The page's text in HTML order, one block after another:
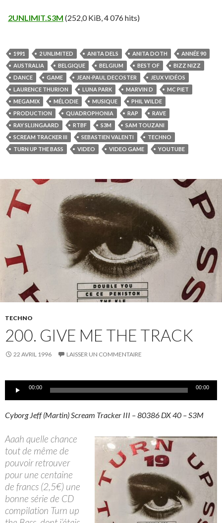
2UNLIMIT.S3M (252,0 KiB, 4 076 hits)
1991 2 UNLIMITED ANITA DELS ANITA DOTH
ANNÉE 90
AUSTRALIA
BELGIQUE BELGIUM BEST OF
BIZZ NIZZ
DANCE
GAME JEAN-PAUL DECOSTER
JEUX VIDÉOS
LAURENCE THURION
LUNA PARK MARVIN D
MC PIET
MEGAMIX
MÉLODIE MUSIQUE
PHIL WILDE
PRODUCTION
QUADROPHONIA RAP
RAVE
RAY SLIJNGAARD
RTBF S3M
SAM TOUZANI
SCREAM TRACKER III
SEBASTIEN VALENTI
TECHNO
TURN UP THE BASS
VIDEO VIDEO GAME YOUTUBE
TECHNO
200. GIVE ME THE TRACK
22 AVRIL 1996 LAISSER UN COMMENTAIRE
Lecteur00:00 00:00
Cyborg Jeff (Martin) Scream Tracker III – 80386 DX 40 – S3M
Aaah quelle chance
tout de même de
pouvoir retrouver
pour une centaine
de francs (2,5€) une
bonne série de CD
compilation Turn up